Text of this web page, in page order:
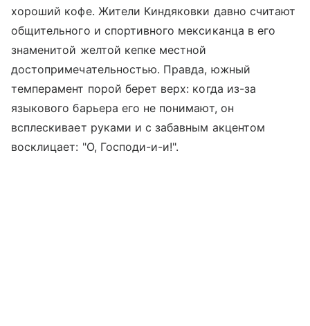
хороший кофе. Жители Киндяковки давно считают
общительного и спортивного мексиканца в его
знаменитой желтой кепке местной
достопримечательностью. Правда, южный
темперамент порой берет верх: когда из-за
языкового барьера его не понимают, он
всплескивает руками и с забавным акцентом
восклицает: "О, Господи-и-и!".